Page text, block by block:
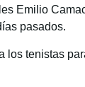
Emilio
pasados.
los tenistas